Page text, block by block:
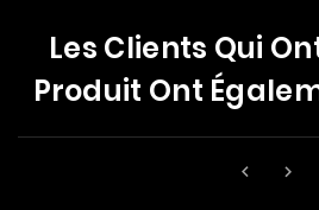
Les Clients Qui
Produit Ont
 